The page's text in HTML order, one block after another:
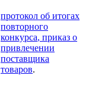
протокол об итогах
повторного
конкурса, приказ о
привлечении
поставщика
товаров.